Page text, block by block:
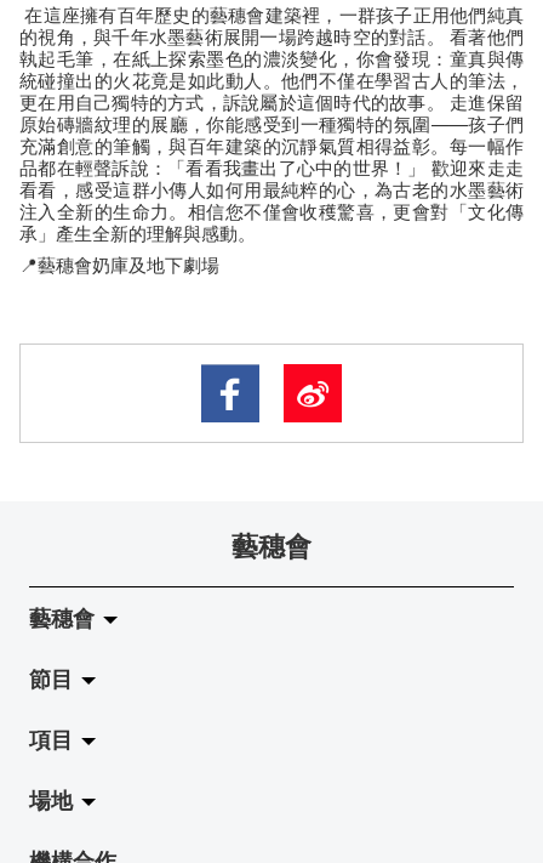
在這座擁有百年歷史的藝穗會建築裡，一群孩子正用他們純真
的視角，與千年水墨藝術展開一場跨越時空的對話。 看著他們
執起毛筆，在紙上探索墨色的濃淡變化，你會發現：童真與傳
統碰撞出的火花竟是如此動人。他們不僅在學習古人的筆法，
更在用自己獨特的方式，訴說屬於這個時代的故事。 走進保留
原始磚牆紋理的展廳，你能感受到一種獨特的氛圍——孩子們
充滿創意的筆觸，與百年建築的沉靜氣質相得益彰。每一幅作
品都在輕聲訴說：「看看我畫出了心中的世界！」 歡迎來走走
看看，感受這群小傳人如何用最純粹的心，為古老的水墨藝術
注入全新的生命力。相信您不僅會收穫驚喜，更會對「文化傳
承」產生全新的理解與感動。
📍藝穗會奶庫及地下劇場
藝穗會
藝穗會
關於藝穗會
藝穗會的演化
使命與宗旨
節目
拉闊
展覽
項目
Jazz-Go-Central, Jazz-Go-Fringe
場地